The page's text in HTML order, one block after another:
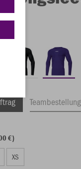
Teambestellung
€)
XS